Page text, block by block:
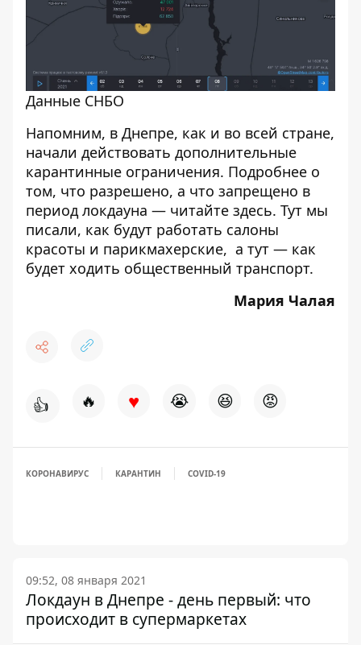
Данные СНБО
Напомним, в Днепре, как и во всей стране,
начали действовать дополнительные
карантинные ограничения. Подробнее о
том, что разрешено, а что запрещено в
период локдауна — читайте здесь. Тут мы
писали, как будут работать салоны
красоты и парикмахерские, а тут — как
будет ходить общественный транспорт.
Мария Чалая
👍 🔥 ♥ 😭 😆 😡
КОРОНАВИРУС КАРАНТИН COVID-19
09:52, 08 января 2021
Локдаун в Днепре - день первый: что
происходит в супермаркетах